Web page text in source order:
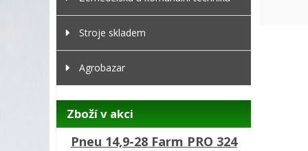
Stroje skladem
Agrobazar
Zboží v akci
Pneu 14,9-28 Farm PRO 324